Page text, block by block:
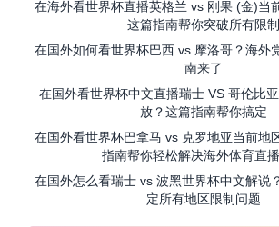
在海外看世界杯直播英格兰 vs 刚果 (金)当
这篇指南帮你突破所有限制
在国外如何看世界杯巴西 vs 摩洛哥？海外
南来了
在国外看世界杯中文直播瑞士 VS 哥伦比
放？这篇指南帮你搞定
在国外看世界杯巴拿马 vs 克罗地亚当前地
指南帮你轻松解决海外体育直
在国外怎么看瑞士 vs 波黑世界杯中文解说
定所有地区限制问题